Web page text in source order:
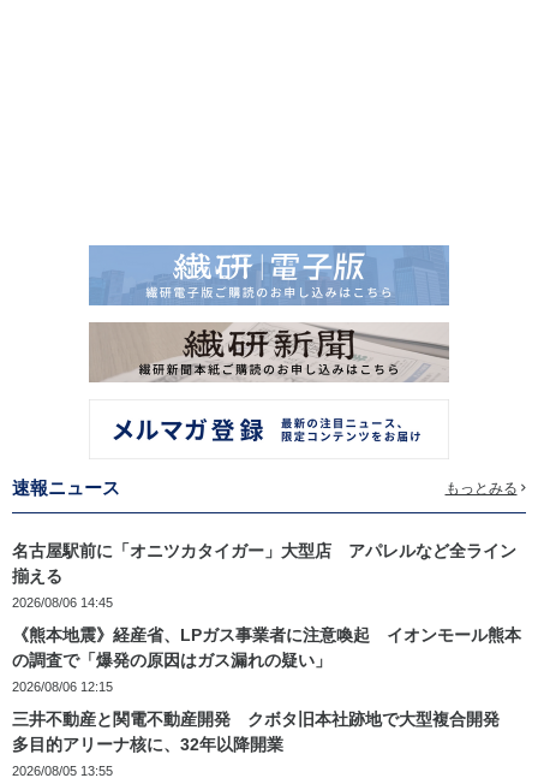
速報ニュース もっとみる
名古屋駅前に「オニツカタイガー」大型店 アパレルなど全ライン
揃える
2026/08/06 14:45
《熊本地震》経産省、LPガス事業者に注意喚起 イオンモール熊本
の調査で「爆発の原因はガス漏れの疑い」
2026/08/06 12:15
三井不動産と関電不動産開発 クボタ旧本社跡地で大型複合開発
多目的アリーナ核に、32年以降開業
2026/08/05 13:55